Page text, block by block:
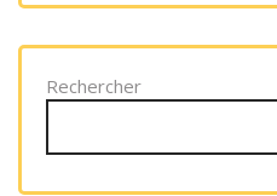
Rechercher